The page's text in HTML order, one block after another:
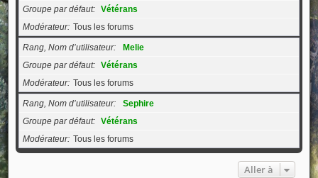
Groupe par défaut
Vétérans
Modérateur Tous les forums
Rang, Nom d’utilisateur
Melie
Groupe par défaut
Vétérans
Modérateur Tous les forums
Rang, Nom d’utilisateur
Sephire
Groupe par défaut
Vétérans
Modérateur Tous les forums
Aller à